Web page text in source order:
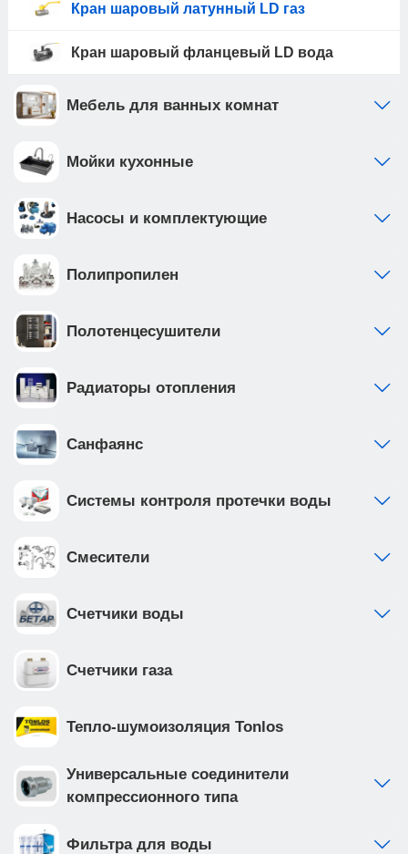
Кран шаровый латунный LD газ
Кран шаровый фланцевый LD вода
Мебель для ванных комнат
Мойки кухонные
Насосы и комплектующие
Полипропилен
Полотенцесушители
Радиаторы отопления
Санфаянс
Системы контроля протечки воды
Смесители
Счетчики воды
Счетчики газа
Тепло-шумоизоляция Tonlos
Универсальные соединители
компрессионного типа
Фильтра для воды